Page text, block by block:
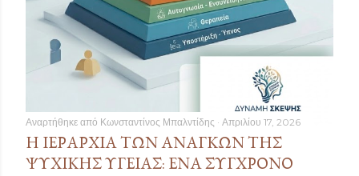
Αναρτήθηκε από Κωνσταντίνος Μπαλντίδης Απριλίου 17, 2026
Η ΙΕΡΑΡΧΊΑ ΤΩΝ ΑΝΑΓΚΏΝ ΤΗΣ
ΨΥΧΙΚΉΣ ΥΓΕΊΑΣ: ΈΝΑ ΣΎΓΧΡΟΝΟ